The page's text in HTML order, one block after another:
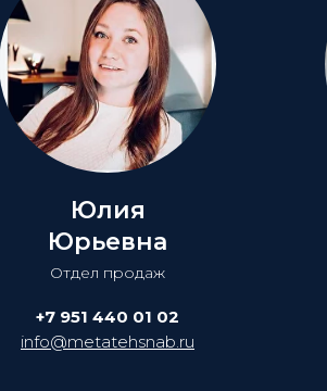
Юлия
Юрьевна
Отдел продаж
+7 951 440 01 02
info@metatehsnab.ru